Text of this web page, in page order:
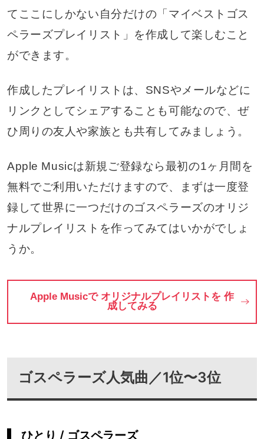
てここにしかない自分だけの「マイベストゴス
ペラーズプレイリスト」を作成して楽しむこと
ができます。
作成したプレイリストは、SNSやメールなどに
リンクとしてシェアすることも可能なので、ぜ
ひ周りの友人や家族とも共有してみましょう。
Apple Musicは新規ご登録なら最初の1ヶ月間を
無料でご利用いただけますので、まずは一度登
録して世界に一つだけのゴスペラーズのオリジ
ナルプレイリストを作ってみてはいかがでしょ
うか。
Apple Musicで オリジナルプレイリストを 作
成してみる
ゴスペラーズ人気曲／1位〜3位
ひとり / ゴスペラーズ